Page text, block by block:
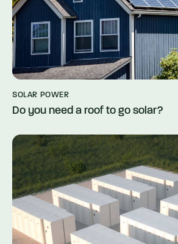
SOLAR POWER
Do you need a roof to go solar?